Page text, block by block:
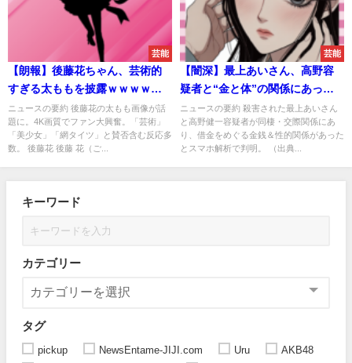
芸能
【朗報】後藤花ちゃん、芸術的
すぎる太ももを披露ｗｗｗｗｗ
ｗ
ニュースの要約 後藤花の太もも画像が話
題に。4K画質でファン大興奮。「芸術」
「美少女」「網タイツ」と賛否含む反応多
数。 後藤花 後藤 花（ご...
芸能
【闇深】最上あいさん、高野容
疑者と“金と体”の関係にあった
と判明…スマホから証拠
ニュースの要約 殺害された最上あいさん
と高野健一容疑者が同棲・交際関係にあ
り、借金をめぐる金銭＆性的関係があった
とスマホ解析で判明。 （出典...
キーワード
カテゴリー
タグ
pickup NewsEntame-JIJI.com Uru
AKB48